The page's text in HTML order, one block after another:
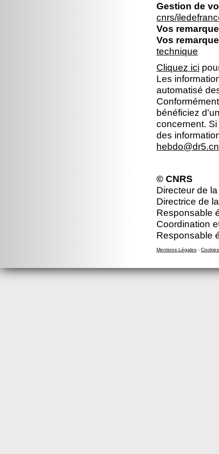
Gestion de
cnrs/
Vos
Vos
technique
Cliquez ici
Les
automatisé
bénéficiez
concernent.
des
© CNRS
Directeur de
Directrice de
Responsable
Coordination
Responsable
Mentions Légales - Cookies